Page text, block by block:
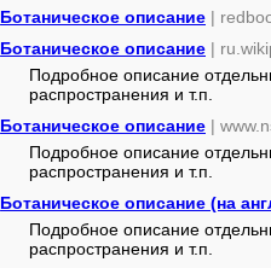
Ботаническое описание |
Ботаническое описание |
Подробное описание
распространения и т.п.
Ботаническое описание |
Подробное описание
распространения и т.п.
Ботаническое описание (на
Подробное описание
распространения и т.п.